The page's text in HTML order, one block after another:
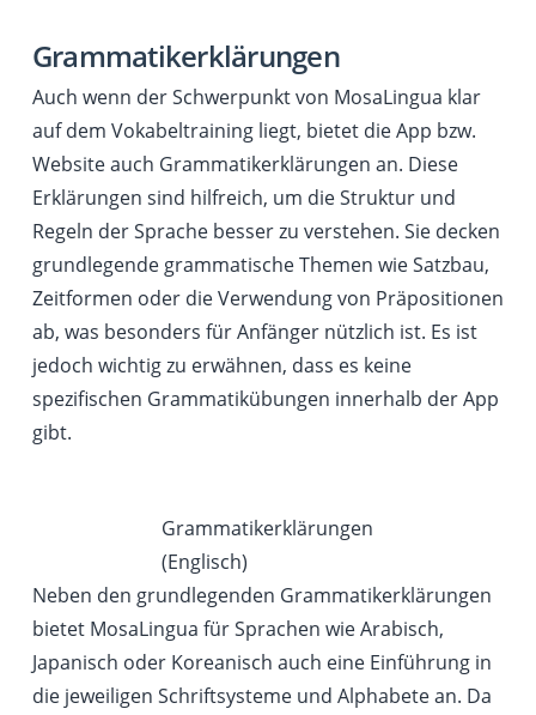
Grammatikerklärungen
Auch wenn der Schwerpunkt von MosaLingua klar
auf dem Vokabeltraining liegt, bietet die App bzw.
Website auch Grammatikerklärungen an. Diese
Erklärungen sind hilfreich, um die Struktur und
Regeln der Sprache besser zu verstehen. Sie decken
grundlegende grammatische Themen wie Satzbau,
Zeitformen oder die Verwendung von Präpositionen
ab, was besonders für Anfänger nützlich ist. Es ist
jedoch wichtig zu erwähnen, dass es keine
spezifischen Grammatikübungen innerhalb der App
gibt.
Grammatikerklärungen
(Englisch)
Neben den grundlegenden Grammatikerklärungen
bietet MosaLingua für Sprachen wie Arabisch,
Japanisch oder Koreanisch auch eine Einführung in
die jeweiligen Schriftsysteme und Alphabete an. Da